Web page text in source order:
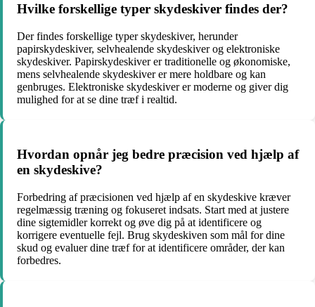
Hvilke forskellige typer skydeskiver findes der?
Der findes forskellige typer skydeskiver, herunder
papirskydeskiver, selvhealende skydeskiver og elektroniske
skydeskiver. Papirskydeskiver er traditionelle og økonomiske,
mens selvhealende skydeskiver er mere holdbare og kan
genbruges. Elektroniske skydeskiver er moderne og giver dig
mulighed for at se dine træf i realtid.
Hvordan opnår jeg bedre præcision ved hjælp af
en skydeskive?
Forbedring af præcisionen ved hjælp af en skydeskive kræver
regelmæssig træning og fokuseret indsats. Start med at justere
dine sigtemidler korrekt og øve dig på at identificere og
korrigere eventuelle fejl. Brug skydeskiven som mål for dine
skud og evaluer dine træf for at identificere områder, der kan
forbedres.